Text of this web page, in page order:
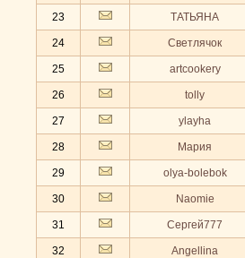
23 ТАТЬЯНА
24 Светлячок
25 artcookery
26 tolly
27 ylayha
28 Мария
29 olya-bolebok
30 Naomie
31 Сергей777
32 Angellina